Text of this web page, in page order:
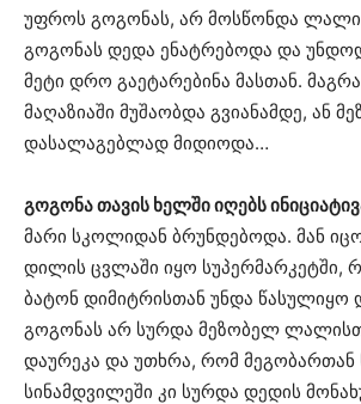
უფროს გოგონას, არ მოსწონდა
გოგონას დედა ენატრებოდა და
მეტი დრო გაეტარებინა მასთან.
მაღაზიაში მუშაობდა გვიანამდე, ან
დასალაგებლად მიდიოდა…
გოგონა თავის ხელში იღებს
მარი სკოლიდან ბრუნდებოდა. მან
დილის ცვლაში იყო სუპერმარკეტში,
ბატონ დიმიტრისთან უნდა
გოგონას არ სურდა მეზობელ
დაურეკა და უთხრა, რომ მეგობართან
სინამდვილეში კი სურდა დედის